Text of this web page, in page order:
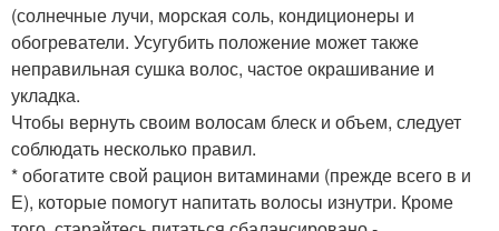
(солнечные лучи, морская соль, кондиционеры и
обогреватели. Усугубить положение может также
неправильная сушка волос, частое окрашивание и
укладка.
Чтобы вернуть своим волосам блеск и объем, следует
соблюдать несколько правил.
* обогатите свой рацион витаминами (прежде всего в и
Е), которые помогут напитать волосы изнутри. Кроме